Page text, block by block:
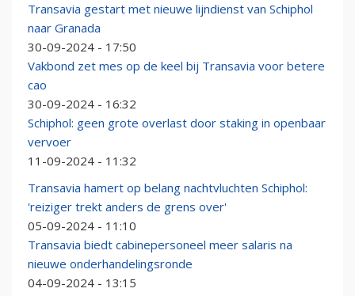
Transavia gestart met nieuwe lijndienst van Schiphol
naar Granada
30-09-2024 - 17:50
Vakbond zet mes op de keel bij Transavia voor betere
cao
30-09-2024 - 16:32
Schiphol: geen grote overlast door staking in openbaar
vervoer
11-09-2024 - 11:32
Transavia hamert op belang nachtvluchten Schiphol:
'reiziger trekt anders de grens over'
05-09-2024 - 11:10
Transavia biedt cabinepersoneel meer salaris na
nieuwe onderhandelingsronde
04-09-2024 - 13:15